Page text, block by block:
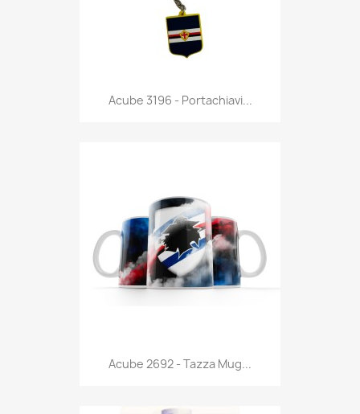
Anteprima
Acube 3196 - Portachiavi...
Anteprima
Acube 2692 - Tazza Mug...